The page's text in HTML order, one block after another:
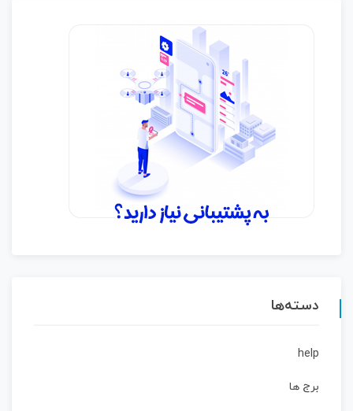
دسته‌ها
help
برج ها